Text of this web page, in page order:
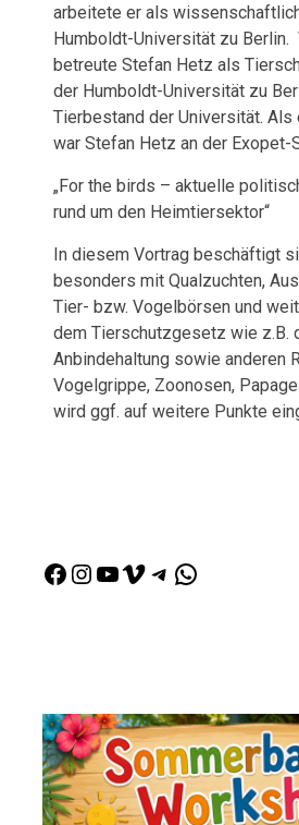
arbeitete er als
Humboldt-Universität zu
betreute Stefan Hetz als
der Humboldt-Universität zu
Tierbestand der Universität. Als
war Stefan Hetz an der Exopet-
„For the birds – aktuelle
rund um den Heimtiersektor“
In diesem Vortrag beschäftigt
besonders mit Qualzuchten,
Tier- bzw. Vogelbörsen und
dem Tierschutzgesetz wie z.B.
Anbindehaltung sowie anderen
Vogelgrippe, Zoonosen,
wird ggf. auf weitere Punkte